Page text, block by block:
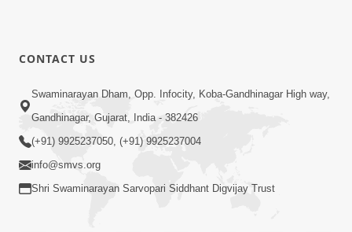
CONTACT US
Swaminarayan Dham, Opp. Infocity, Koba-Gandhinagar High way,
Gandhinagar, Gujarat, India - 382426
(+91) 9925237050, (+91) 9925237004
info@smvs.org
Shri Swaminarayan Sarvopari Siddhant Digvijay Trust